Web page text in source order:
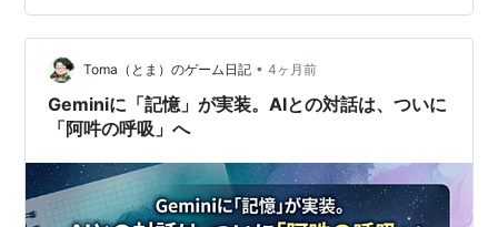
いるのかは、立ち止まって考えておきたい。中身を整理
する。 ChatGPTの記憶が「言わなくても覚える」段階に
来た 保存メモリから「夢を見る」背景処理への2年 古び
ない記憶、という…
Toma（とま）のゲーム日記 • 4ヶ月前
Geminiに「記憶」が実装。AIとの対話は、ついに
「阿吽の呼吸」へ